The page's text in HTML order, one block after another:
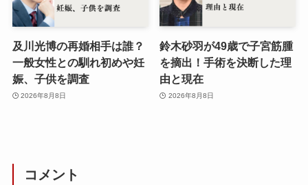
及川光博の再婚相手は誰？
一般女性との馴れ初めや妊
娠、子供を調査
2026年8月8日
鈴木砂羽が49歳で子宮筋腫
を摘出！手術を決断した理
由と現在
2026年8月8日
コメント